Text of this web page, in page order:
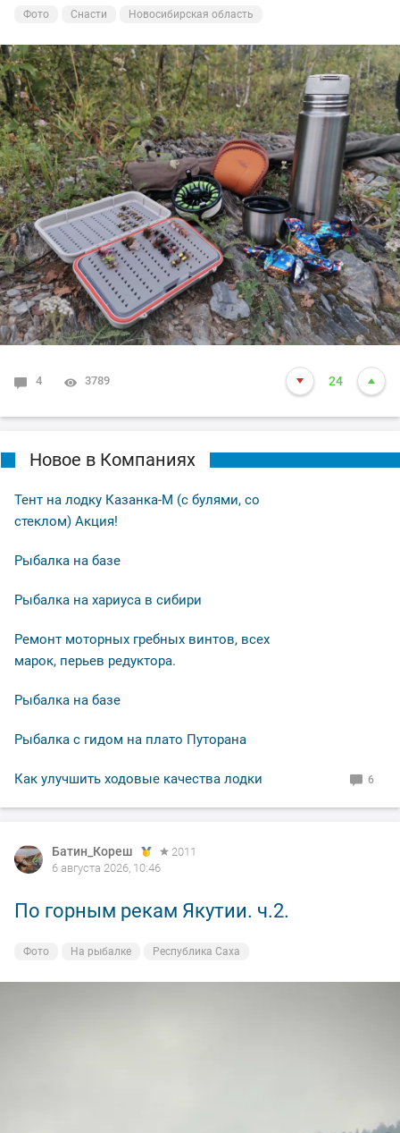
Фото Снасти Новосибирская область
4 3789 24
Новое в Компаниях
Тент на лодку Казанка-М (с булями, со
стеклом) Акция!
Рыбалка на базе
Рыбалка на хариуса в сибири
Ремонт моторных гребных винтов, всех
марок, перьев редуктора.
Рыбалка на базе
Рыбалка с гидом на плато Путорана
Как улучшить ходовые качества лодки 6
Батин_Кореш
2011
6 августа 2026, 10:46
По горным рекам Якутии. ч.2.
Фото На рыбалке Республика Саха